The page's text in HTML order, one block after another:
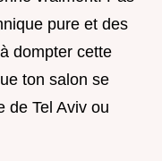
pure et des
dompter cette
ton salon se
de Tel Aviv ou